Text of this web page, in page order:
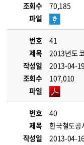
조회수
70,185
파일
번호
41
제목
2013년도
작성일
2013-04-19
조회수
107,010
파일
번호
40
제목
한국철도공
작성일
2013-04-